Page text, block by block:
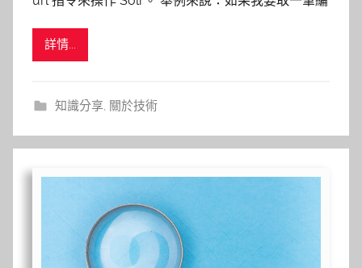
詳情...
知識分享, 關於技術